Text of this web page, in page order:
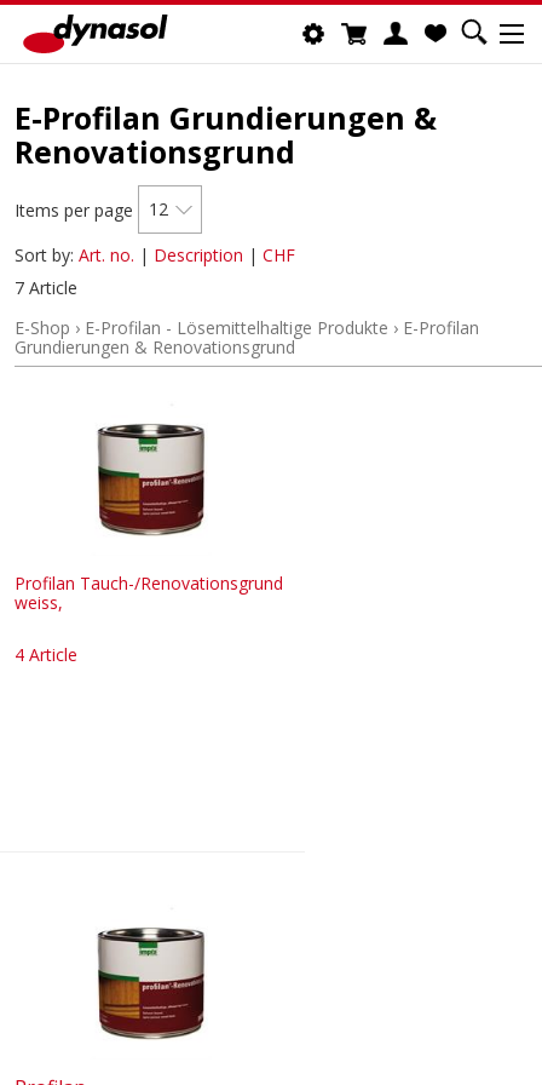
E-Profilan Grundierungen &
Renovationsgrund
Items per page
12
Sort by: Art. no. | Description | CHF
7 Article
E-Shop › E-Profilan - Lösemittelhaltige Produkte › E-Profilan
Grundierungen & Renovationsgrund
Profilan Tauch-/Renovationsgrund
weiss,
4 Article